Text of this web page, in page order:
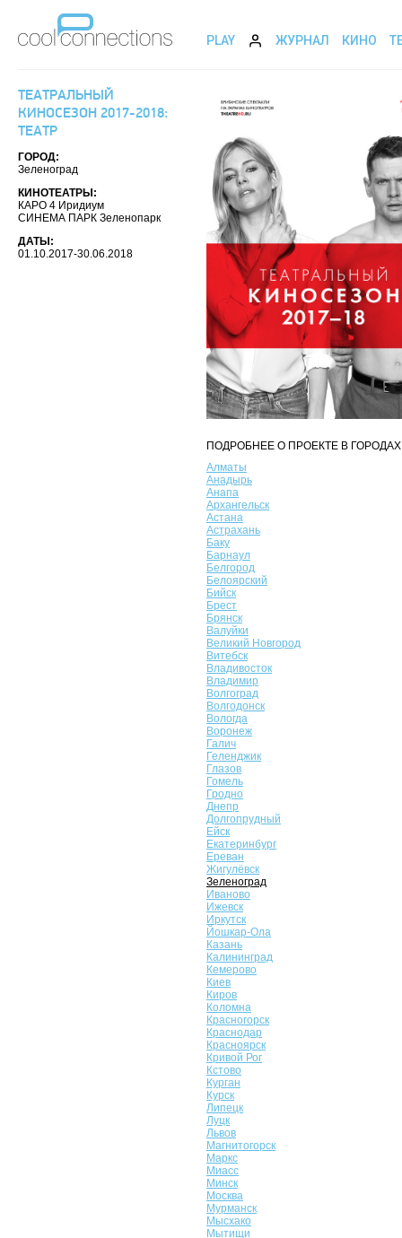
PLAY ЖУРНАЛ КИНО
ТЕАТРАЛЬНЫЙ
КИНОСЕЗОН 2017-2018:
ТЕАТР
ГОРОД:
Зеленоград
КИНОТЕАТРЫ:
КАРО 4 Иридиум
СИНЕМА ПАРК Зеленопарк
ДАТЫ:
01.10.2017-30.06.2018
ПОДРОБНЕЕ О ПРОЕКТЕ В
Алматы
Анадырь
Анапа
Архангельск
Астана
Астрахань
Баку
Барнаул
Белгород
Белоярский
Бийск
Брест
Брянск
Валуйки
Великий Новгород
Витебск
Владивосток
Владимир
Волгоград
Волгодонск
Вологда
Воронеж
Галич
Геленджик
Глазов
Гомель
Гродно
Днепр
Долгопрудный
Ейск
Екатеринбург
Ереван
Жигулёвск
Зеленоград
Иваново
Ижевск
Иркутск
Йошкар-Ола
Казань
Калининград
Кемерово
Киев
Киров
Коломна
Красногорск
Краснодар
Красноярск
Кривой Рог
Кстово
Курган
Курск
Липецк
Луцк
Львов
Магнитогорск
Маркс
Миасс
Минск
Москва
Мурманск
Мысхако
Мытищи